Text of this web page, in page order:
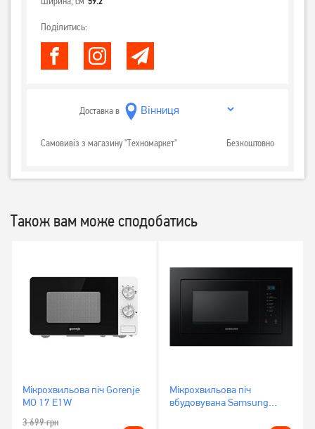
Поділитись:
Доставка в
Самовивіз з магазину "Техномаркет" Безкоштовно
Також вам може сподобатись
Мікрохвильова піч Gorenje
MO 17 E1W
3 699грн
Мікрохвильова піч
вбудовувана Samsung